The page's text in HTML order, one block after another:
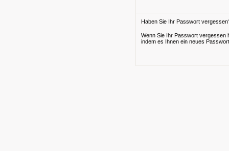
Haben Sie Ihr Passwort
Wenn Sie Ihr Passwort vergessen
indem es Ihnen ein neues